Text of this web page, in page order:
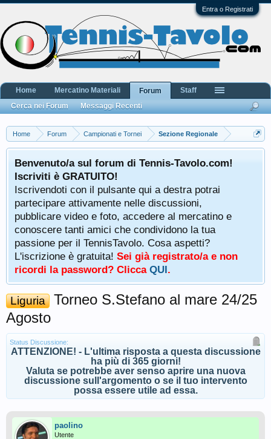
Entra o Registrati
Home Forum Campionati e Tornei Sezione Regionale
Benvenuto/a sul forum di Tennis-Tavolo.com!
Iscriviti è GRATUITO!
Iscrivendoti con il pulsante qui a destra potrai
partecipare attivamente nelle discussioni,
pubblicare video e foto, accedere al mercatino e
conoscere tanti amici che condividono la tua
passione per il TennisTavolo. Cosa aspetti?
L'iscrizione è gratuita! Sei già registrato/a e non
ricordi la password? Clicca QUI.
Liguria
Torneo S.Stefano al mare 24/25
Agosto
Status Discussione:
ATTENZIONE! - L'ultima risposta a questa discussione
ha più di 365 giorni!
Valuta se potrebbe aver senso aprire una nuova
discussione sull'argomento o se il tuo intervento
possa essere utile ad essa.
paolino
Utente
Home Mercatino Materiali
Forum
Cerca nei Forum
Messaggi Recenti
Staff